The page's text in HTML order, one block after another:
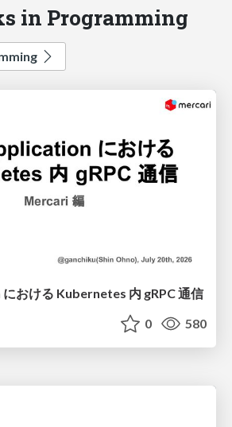
in Programming
おける Kubernetes 内 gRPC 通信
0 580